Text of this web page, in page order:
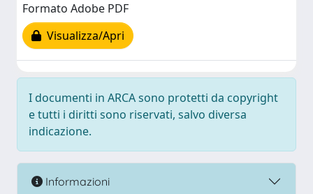
Formato Adobe PDF
Visualizza/Apri
I documenti in ARCA sono protetti da copyright
e tutti i diritti sono riservati, salvo diversa
indicazione.
Informazioni